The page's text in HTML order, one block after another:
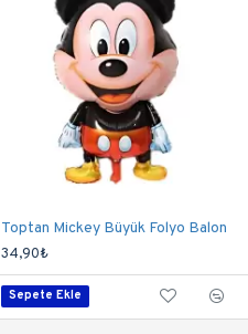
Toptan Mickey Büyük Folyo Balon
34,90₺
Sepete Ekle